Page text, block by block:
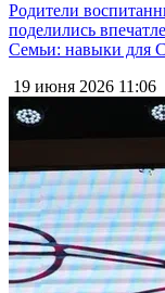
Родители
поделились
Семьи: навыки для
19 июня 2026 11:06